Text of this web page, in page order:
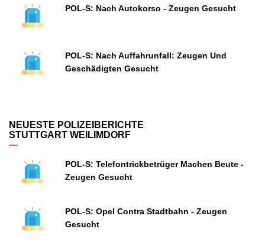
POL-S: Nach Autokorso - Zeugen Gesucht
POL-S: Nach Auffahrunfall: Zeugen Und
Geschädigten Gesucht
NEUESTE POLIZEIBERICHTE
STUTTGART WEILIMDORF
POL-S: Telefontrickbetrüger Machen Beute -
Zeugen Gesucht
POL-S: Opel Contra Stadtbahn - Zeugen
Gesucht